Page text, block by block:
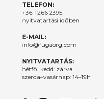
TELEFON:
+36 1 266 2395
nyitvatartási időben
E-MAIL:
info@fugaorg.com
NYITVATARTÁS:
hétfő, kedd: zárva
szerda–vasárnap: 14–19h